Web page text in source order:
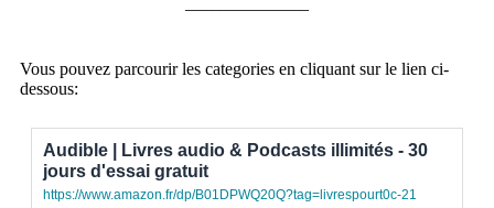
Vous pouvez parcourir les categories en cliquant sur le lien ci-
dessous:
Audible | Livres audio & Podcasts illimités - 30
jours d'essai gratuit
https://www.amazon.fr/dp/B01DPWQ20Q?tag=livrespourt0c-21